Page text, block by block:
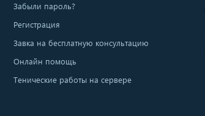
Забыли пароль?
Регистрация
Завка на бесплатную консультацию
Онлайн помощь
Тенические работы на сервере